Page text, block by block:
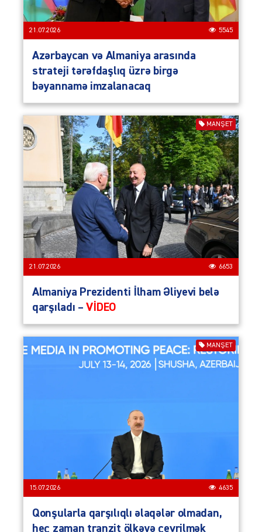
21.07.2026 5545
Azərbaycan və Almaniya arasında
strateji tərəfdaşlıq üzrə birgə
bəyannamə imzalanacaq
MANŞET
21.07.2026 6653
Almaniya Prezidenti İlham Əliyevi belə
qarşıladı –VİDEO
MANŞET
15.07.2026 4635
Qonşularla qarşılıqlı əlaqələr olmadan,
heç zaman tranzit ölkəyə çevrilmək